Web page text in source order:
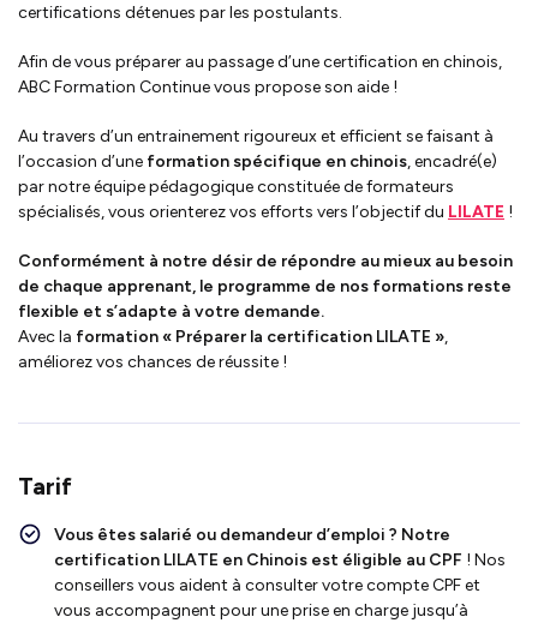
certifications détenues par les postulants.
Afin de vous préparer au passage d’une certification en chinois,
ABC Formation Continue vous propose son aide !
Au travers d’un entrainement rigoureux et efficient se faisant à
l’occasion d’une formation spécifique en chinois, encadré(e)
par notre équipe pédagogique constituée de formateurs
spécialisés, vous orienterez vos efforts vers l’objectif du LILATE !
Conformément à notre désir de répondre au mieux au besoin
de chaque apprenant, le programme de nos formations reste
flexible et s’adapte à votre demande.
Avec la formation « Préparer la certification LILATE »,
améliorez vos chances de réussite !
Tarif
Vous êtes salarié ou demandeur d’emploi ? Notre
certification LILATE en Chinois est éligible au CPF ! Nos
conseillers vous aident à consulter votre compte CPF et
vous accompagnent pour une prise en charge jusqu’à